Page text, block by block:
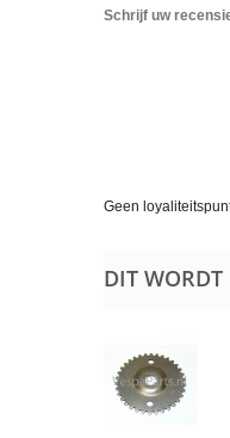
Schrijf uw
Geen
DIT WORDT